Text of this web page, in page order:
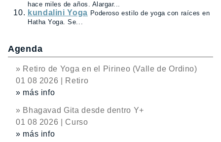
hace miles de años. Alargar...
kundalini Yoga Poderoso estilo de yoga con raíces en
Hatha Yoga. Se...
Agenda
» Retiro de Yoga en el Pirineo (Valle de Ordino)
01 08 2026 | Retiro
» más info
» Bhagavad Gita desde dentro Y+
01 08 2026 | Curso
» más info